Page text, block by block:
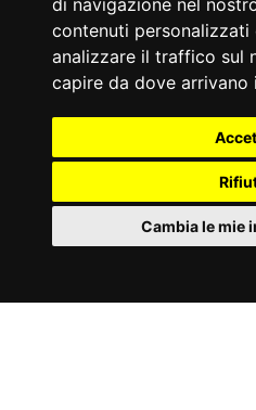
di navigazione nel
contenuti personalizzati
analizzare il traffico sul
capire da dove
Cambia le mie
06/08/1932
Prima edizione della Mostra del
06/08/1926
Gertrude Ederle è la prima
Manica.
Aforismi
Il saggio sa di essere stupido, è
William Shakespeare
La forza dei governi è
Anonimo